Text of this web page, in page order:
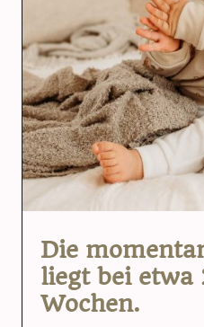
Die
liegt bei etwa
Wochen.